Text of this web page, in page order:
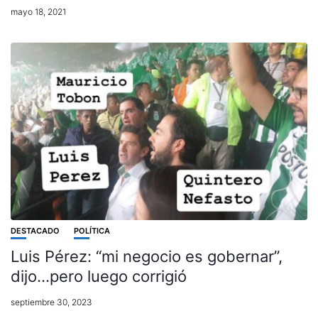
mayo 18, 2021
DESTACADO POLÍTICA
Luis Pérez: “mi negocio es gobernar”,
dijo…pero luego corrigió
septiembre 30, 2023